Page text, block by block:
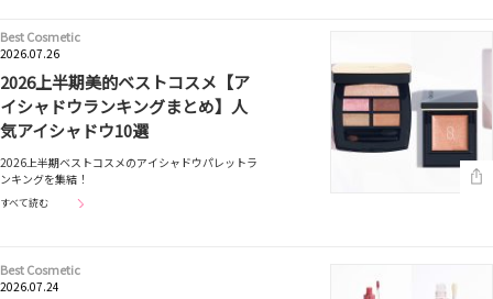
Best Cosmetic
2026.07.26
2026上半期美的ベストコスメ【ア
イシャドウランキングまとめ】人
気アイシャドウ10選
2026上半期ベストコスメのアイシャドウパレットラ
ンキングを集結！
すべて読む
Best Cosmetic
2026.07.24